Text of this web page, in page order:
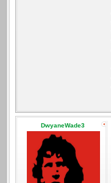
DwyaneWade3